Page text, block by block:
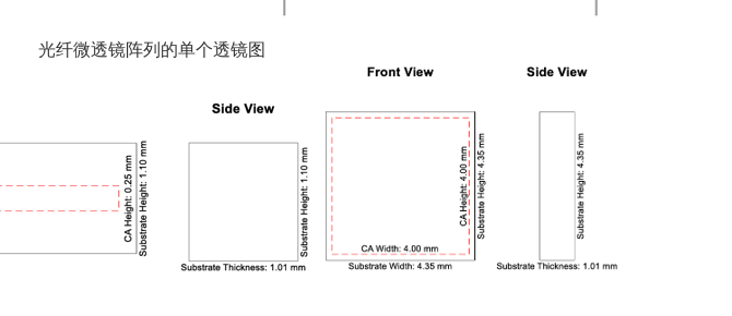
光纤微透镜阵列的单个透镜图